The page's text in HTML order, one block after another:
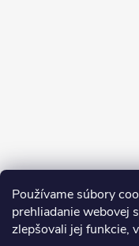
Používame súbory
prehliadanie webovej
zlepšovali jej funkcie,